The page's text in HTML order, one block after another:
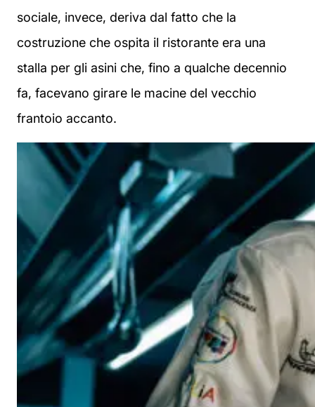
sociale, invece, deriva dal fatto che la
costruzione che ospita il ristorante era una
stalla per gli asini che, fino a qualche decennio
fa, facevano girare le macine del vecchio
frantoio accanto.